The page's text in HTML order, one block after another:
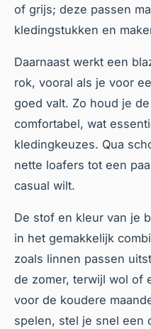
of grijs; deze passen
kledingstukken en
Daarnaast werkt een
rok, vooral als je voor
goed valt. Zo houd je
comfortabel, wat
kledingkeuzes. Qua
nette loafers tot een
casual wilt.
De stof en kleur van je
in het gemakkelijk
zoals linnen passen
de zomer, terwijl wol of
voor de koudere
spelen, stel je snel een